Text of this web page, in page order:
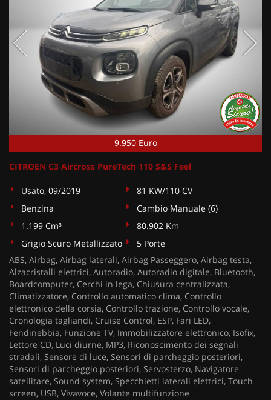
9.950 Euro
CITROEN C3 Aircross PureTech 110 S&S Feel
Usato, 09/2019
81 KW/110 CV
Benzina
Cambio Manuale (6)
1.199 Cm³
80.902 Km
Grigio Scuro Metallizzato
5 Porte
ABS, Airbag, Airbag laterali, Airbag Passeggero, Airbag testa,
Alzacristalli elettrici, Autoradio, Autoradio digitale, Bluetooth,
Boardcomputer, Cerchi in lega, Chiusura centralizzata,
Climatizzatore, Controllo automatico clima, Controllo
elettronico della corsia, Controllo trazione, Controllo vocale,
Cronologia tagliandi, Cruise Control, ESP, Fari LED,
Fendinebbia, Funzione TV, Immobilizzatore elettronico, Isofix,
Lettore CD, Luci diurne, MP3, Riconoscimento dei segnali
stradali, Sensore di luce, Sensori di parcheggio posteriori,
Sensori di parcheggio posteriori, Servosterzo, Navigatore
satellitare, Sound system, Specchietti laterali elettrici, Touch
screen, USB, Vivavoce, Volante multifunzione